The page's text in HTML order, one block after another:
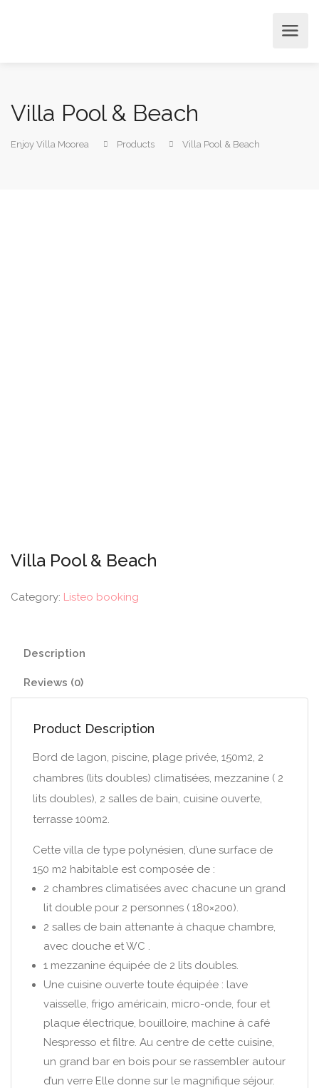
Villa Pool & Beach
Enjoy Villa Moorea Products Villa Pool & Beach
Villa Pool & Beach
Category: Listeo booking
Description
Reviews (0)
Product Description
Bord de lagon, piscine, plage privée, 150m2, 2
chambres (lits doubles) climatisées, mezzanine ( 2
lits doubles), 2 salles de bain, cuisine ouverte,
terrasse 100m2.
Cette villa de type polynésien, d’une surface de
150 m2 habitable est composée de :
2 chambres climatisées avec chacune un grand
lit double pour 2 personnes ( 180×200).
2 salles de bain attenante à chaque chambre,
avec douche et WC .
1 mezzanine équipée de 2 lits doubles.
Une cuisine ouverte toute équipée : lave
vaisselle, frigo américain, micro-onde, four et
plaque électrique, bouilloire, machine à café
Nespresso et filtre. Au centre de cette cuisine,
un grand bar en bois pour se rassembler autour
d’un verre Elle donne sur le magnifique séjour.